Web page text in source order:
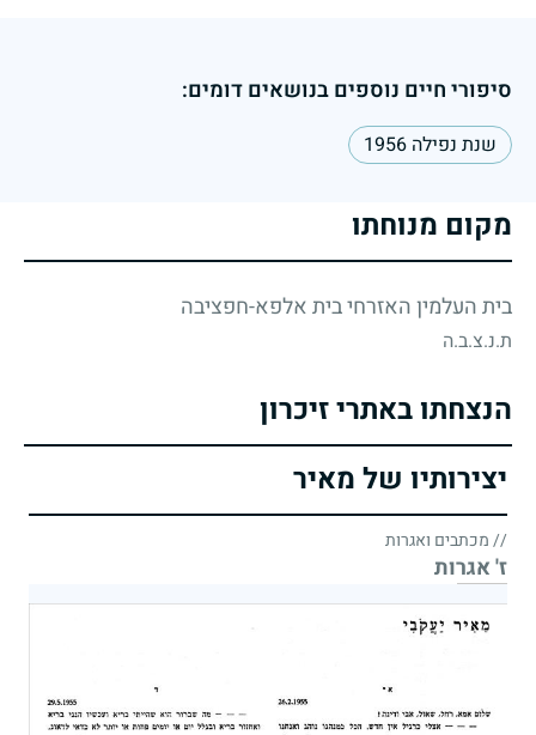
סיפורי חיים נוספים בנושאים דומים:
שנת נפילה 1956
מקום מנוחתו
בית העלמין האזרחי בית אלפא-חפציבה
ת.נ.צ.ב.ה
הנצחתו באתרי זיכרון
יצירותיו של מאיר
// מכתבים ואגרות
ז' אגרות